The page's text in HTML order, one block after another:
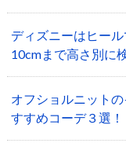
ディズニーはヒー
10cmまで高さ別に
オフショルニット
すすめコーデ３選！